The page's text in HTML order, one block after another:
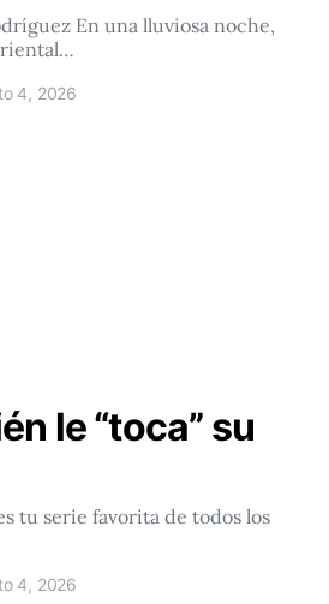
En una lluviosa noche,
4, 2026
le “toca” su
tu serie favorita de todos los
4, 2026